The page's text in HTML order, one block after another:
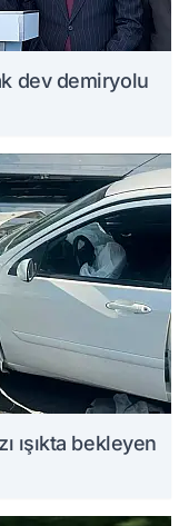
dev demiryolu
ışıkta bekleyen